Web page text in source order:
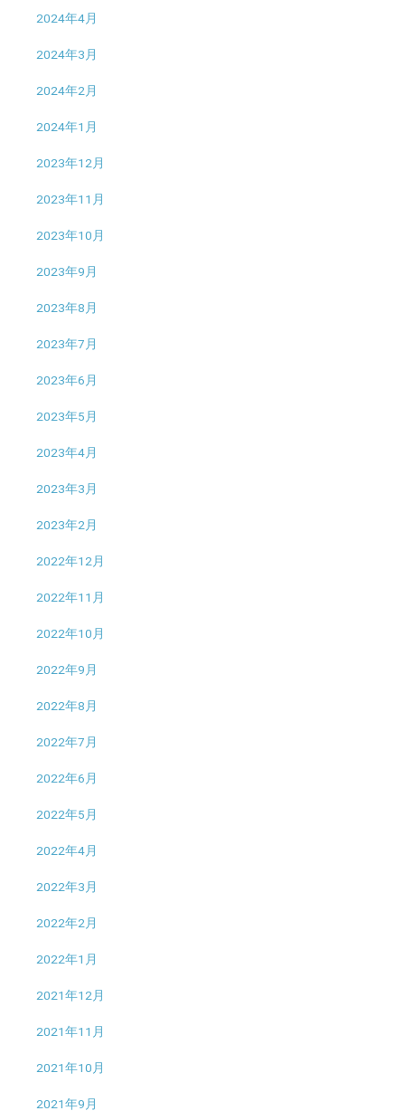
2024年4月
2024年3月
2024年2月
2024年1月
2023年12月
2023年11月
2023年10月
2023年9月
2023年8月
2023年7月
2023年6月
2023年5月
2023年4月
2023年3月
2023年2月
2022年12月
2022年11月
2022年10月
2022年9月
2022年8月
2022年7月
2022年6月
2022年5月
2022年4月
2022年3月
2022年2月
2022年1月
2021年12月
2021年11月
2021年10月
2021年9月